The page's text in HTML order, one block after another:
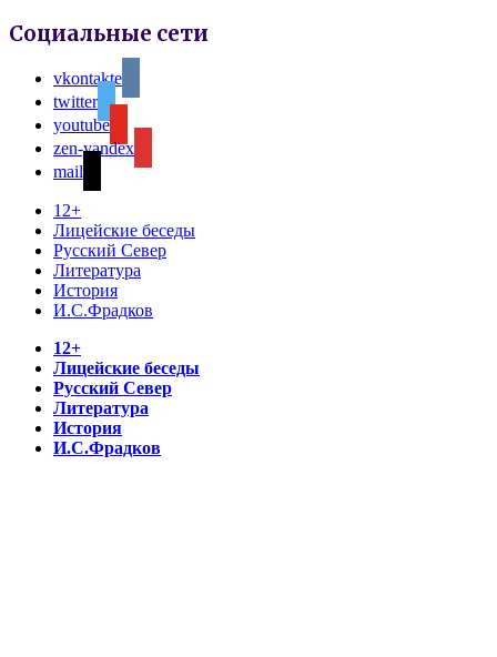
Социальные сети
vkontakte
twitter
youtube
zen-yandex
mail
12+
Лицейские беседы
Русский Север
Литература
История
И.С.Фрадков
12+
Лицейские беседы
Русский Север
Литература
История
И.С.Фрадков